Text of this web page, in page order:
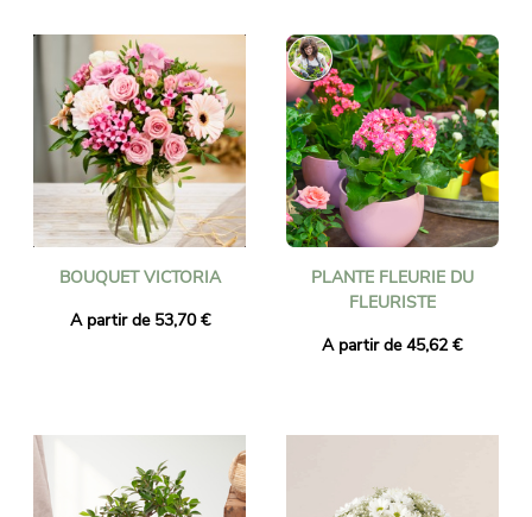
BOUQUET VICTORIA
A partir de 53,70 €
PLANTE FLEURIE DU
FLEURISTE
A partir de 45,62 €